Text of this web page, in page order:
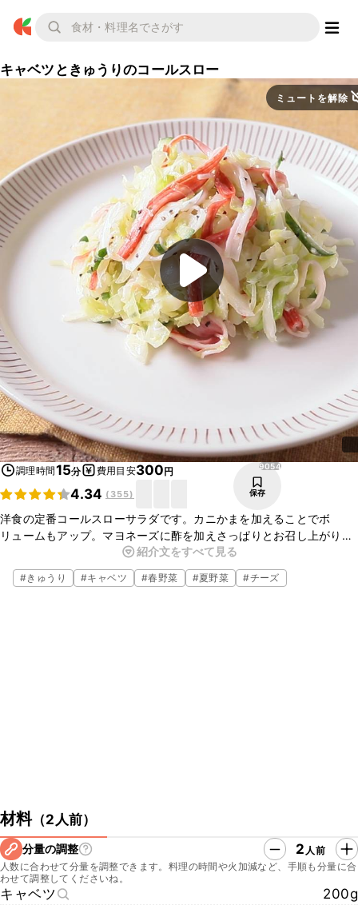
キャベツときゅうりのコールスロー
ミュートを解除
調理時間15分 費用目安300円
4.34 ( 355)
9054
保存
洋食の定番コールスローサラダです。カニかまを加えることでボ
リュームもアップ。マヨネーズに酢を加えさっぱりとお召し上がりい
ただけます。とても簡単に仕上がりますので、今晩の一品にいかがで
しょうか。
紹介文をすべて見る
#きゅうり #キャベツ #春野菜 #夏野菜 #チーズ
材料（2人前）
分量の調整 2 人前
人数に合わせて分量を調整できます。料理の時間や火加減など、手順も分量に合
わせて調整してくださいね。
キャベツ
200g